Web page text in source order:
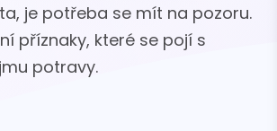
je potřeba se mít na pozoru.
příznaky, které se pojí s
potravy.